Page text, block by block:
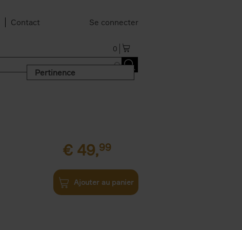
Contact Se connecter
0
Pertinence
€ 49,99
Ajouter au panier